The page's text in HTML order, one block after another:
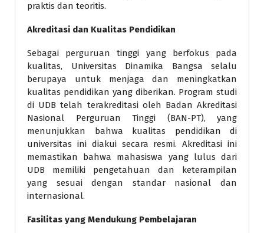
praktis dan teoritis.
Akreditasi dan Kualitas Pendidikan
Sebagai perguruan tinggi yang berfokus pada
kualitas, Universitas Dinamika Bangsa selalu
berupaya untuk menjaga dan meningkatkan
kualitas pendidikan yang diberikan. Program studi
di UDB telah terakreditasi oleh Badan Akreditasi
Nasional Perguruan Tinggi (BAN-PT), yang
menunjukkan bahwa kualitas pendidikan di
universitas ini diakui secara resmi. Akreditasi ini
memastikan bahwa mahasiswa yang lulus dari
UDB memiliki pengetahuan dan keterampilan
yang sesuai dengan standar nasional dan
internasional.
Fasilitas yang Mendukung Pembelajaran